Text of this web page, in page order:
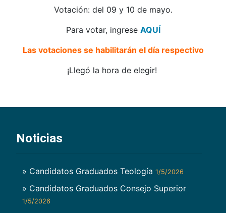
Votación: del 09 y 10 de mayo.
Para votar, ingrese AQUÍ
Las votaciones se habilitarán el día respectivo
¡Llegó la hora de elegir!
Noticias
» Candidatos Graduados Teología 1/5/2026
» Candidatos Graduados Consejo Superior
1/5/2026